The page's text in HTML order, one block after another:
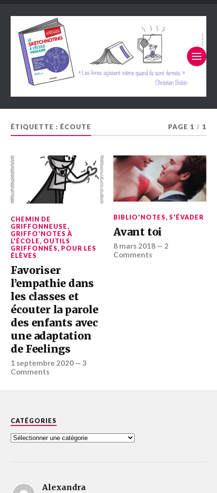
ÉTIQUETTE : ÉCOUTE PAGE 1 / 1
CHEMIN DE
GRIFFONNEUSE,
GRIFFO'NOTES À
L'ÉCOLE, OUTILS
GRIFFONNÉS, POUR LES
ÉLÈVES
Favoriser
l’empathie dans
les classes et
écouter la parole
des enfants avec
une adaptation
de Feelings
1 septembre 2020 —3
Comments
BIBLIO'NOTES,S'ÉVADER
Avant toi
8 mars 2018 — 2
Comments
CATÉGORIES
Alexandra